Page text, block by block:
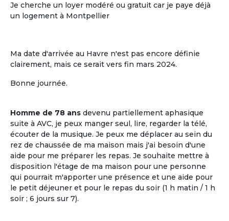
Je cherche un loyer modéré ou gratuit car je paye déjà
un logement à Montpellier
Ma date d'arrivée au Havre n'est pas encore définie
clairement, mais ce serait vers fin mars 2024.
Bonne journée.
Homme de 78 ans devenu partiellement aphasique
suite à AVC, je peux manger seul, lire, regarder la télé,
écouter de la musique. Je peux me déplacer au sein du
rez de chaussée de ma maison mais j'ai besoin d'une
aide pour me préparer les repas. Je souhaite mettre à
disposition l'étage de ma maison pour une personne
qui pourrait m'apporter une présence et une aide pour
le petit déjeuner et pour le repas du soir (1 h matin / 1 h
soir ; 6 jours sur 7).
L'ouverture sur le voisinage, l'activité et
les ressources de l'environnement local